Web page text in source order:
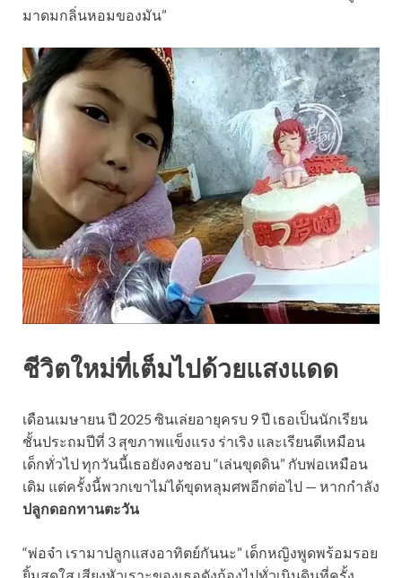
มาดมกลิ่นหอมของมัน”
ชีวิตใหม่ที่เต็มไปด้วยแสงแดด
เดือนเมษายน ปี 2025 ซินเล่ยอายุครบ 9 ปี เธอเป็นนักเรียน
ชั้นประถมปีที่ 3 สุขภาพแข็งแรง ร่าเริง และเรียนดีเหมือน
เด็กทั่วไป ทุกวันนี้เธอยังคงชอบ “เล่นขุดดิน” กับพ่อเหมือน
เดิม แต่ครั้งนี้พวกเขาไม่ได้ขุดหลุมศพอีกต่อไป — หากกำลัง
ปลูกดอกทานตะวัน
“พ่อจ๋า เรามาปลูกแสงอาทิตย์กันนะ” เด็กหญิงพูดพร้อมรอย
ยิ้มสดใส เสียงหัวเราะของเธอดังก้องไปทั่วเนินดินที่ครั้ง